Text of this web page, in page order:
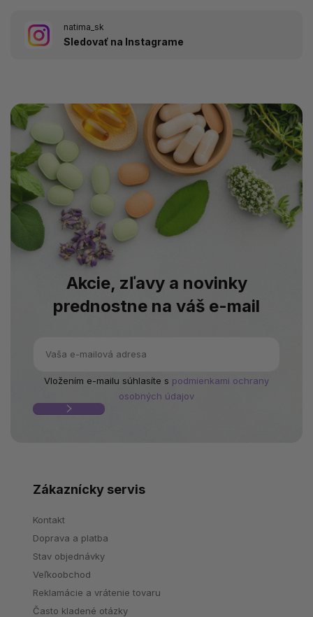
natima_sk
Sledovať na Instagrame
Akcie, zľavy a novinky
prednostne na váš e-mail
Vložením e-mailu súhlasíte s podmienkami ochrany
osobných údajov
Zákaznícky servis
Kontakt
Doprava a platba
Stav objednávky
Veľkoobchod
Reklamácie a vrátenie tovaru
Často kladené otázky